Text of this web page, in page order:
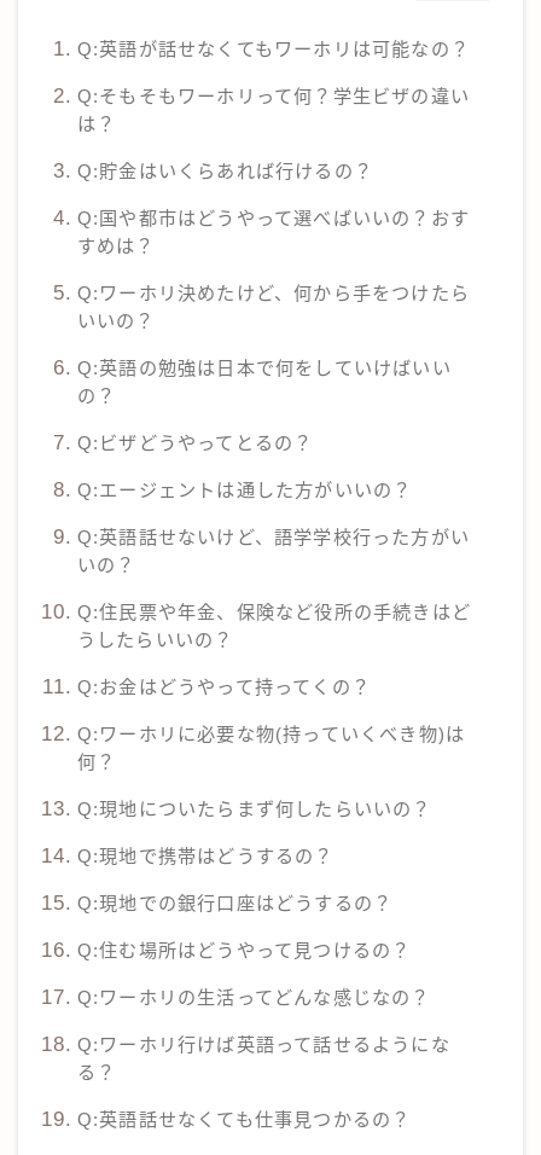
Q:英語が話せなくてもワーホリは可能なの？
Q:そもそもワーホリって何？学生ビザの違い
は？
Q:貯金はいくらあれば行けるの？
Q:国や都市はどうやって選べばいいの？おす
すめは？
Q:ワーホリ決めたけど、何から手をつけたら
いいの？
Q:英語の勉強は日本で何をしていけばいい
の？
Q:ビザどうやってとるの？
Q:エージェントは通した方がいいの？
Q:英語話せないけど、語学学校行った方がい
いの？
Q:住民票や年金、保険など役所の手続きはど
うしたらいいの？
Q:お金はどうやって持ってくの？
Q:ワーホリに必要な物(持っていくべき物)は
何？
Q:現地についたらまず何したらいいの？
Q:現地で携帯はどうするの？
Q:現地での銀行口座はどうするの？
Q:住む場所はどうやって見つけるの？
Q:ワーホリの生活ってどんな感じなの？
Q:ワーホリ行けば英語って話せるようにな
る？
Q:英語話せなくても仕事見つかるの？